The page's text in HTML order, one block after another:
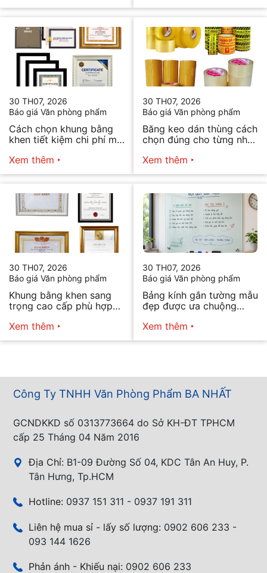
30 TH07, 2026
Báo giá Văn phòng phẩm
Cách chọn khung bằng
khen tiết kiệm chi phí mà
Xem thêm
30 TH07, 2026
Báo giá Văn phòng phẩm
Băng keo dán thùng cách
chọn đúng cho từng nhu
Xem thêm
30 TH07, 2026
Báo giá Văn phòng phẩm
Khung bằng khen sang
trọng cao cấp phù hợp
Xem thêm
30 TH07, 2026
Báo giá Văn phòng phẩm
Bảng kính gắn tường mẫu
đẹp được ưa chuộng
Xem thêm
Công Ty TNHH Văn Phòng Phẩm BA NHẤT
GCNDKKD số 0313773664 do Sở KH-ĐT TPHCM
cấp 25 Tháng 04 Năm 2016
Địa Chỉ: B1-09 Đường Số 04, KDC Tân An Huy, P.
Tân Hưng, Tp.HCM
Hotline: 0937 151 311 - 0937 191 311
Liên hệ mua sỉ - lấy số lượng: 0902 606 233 -
093 144 1626
Phản ánh - Khiếu nại: 0902 606 233